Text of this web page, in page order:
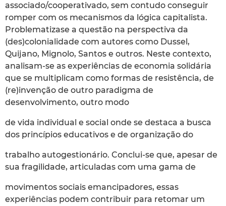
associado/cooperativado, sem contudo conseguir
romper com os mecanismos da lógica capitalista.
Problematizase a questão na perspectiva da
(des)colonialidade com autores como Dussel,
Quijano, Mignolo, Santos e outros. Neste contexto,
analisam-se as experiências de economia solidária
que se multiplicam como formas de resistência, de
(re)invenção de outro paradigma de
desenvolvimento, outro modo
de vida individual e social onde se destaca a busca
dos princípios educativos e de organização do
trabalho autogestionário. Conclui-se que, apesar de
sua fragilidade, articuladas com uma gama de
movimentos sociais emancipadores, essas
experiências podem contribuir para retomar um